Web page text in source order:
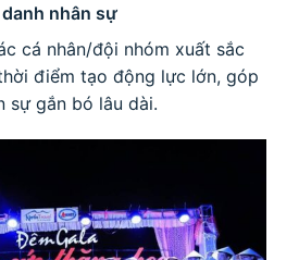
nhân sự
cá nhân/đội nhóm xuất sắc
điểm tạo động lực lớn, góp
sự gắn bó lâu dài.